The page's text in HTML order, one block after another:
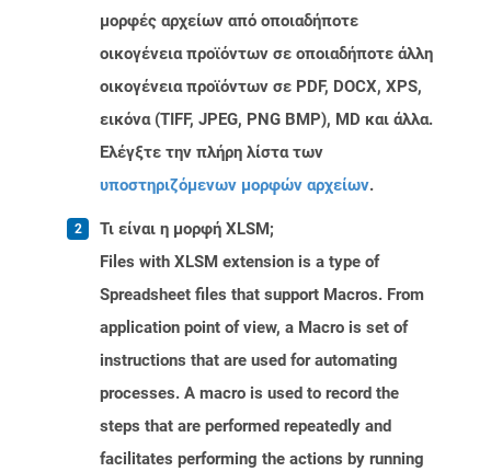
μορφές αρχείων από οποιαδήποτε
οικογένεια προϊόντων σε οποιαδήποτε άλλη
οικογένεια προϊόντων σε PDF, DOCX, XPS,
εικόνα (TIFF, JPEG, PNG BMP), MD και άλλα.
Ελέγξτε την πλήρη λίστα των
υποστηριζόμενων μορφών αρχείων.
Τι είναι η μορφή XLSM;
Files with XLSM extension is a type of
Spreadsheet files that support Macros. From
application point of view, a Macro is set of
instructions that are used for automating
processes. A macro is used to record the
steps that are performed repeatedly and
facilitates performing the actions by running